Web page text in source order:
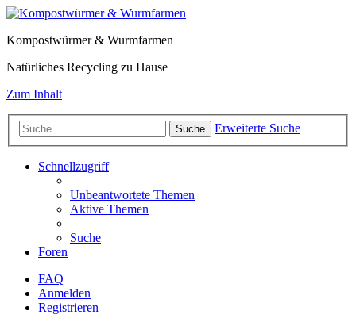
Kompostwürmer & Wurmfarmen
Natürliches Recycling zu Hause
Zum Inhalt
Suche Erweiterte Suche
Schnellzugriff
Unbeantwortete Themen
Aktive Themen
Suche
Foren
FAQ
Anmelden
Registrieren